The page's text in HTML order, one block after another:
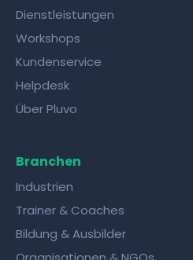
Dienstleistungen
Workshops
Kundenservice
Helpdesk
Über Pluvo
Branchen
Industrien
Trainer & Coaches
Bildung & Ausbilder